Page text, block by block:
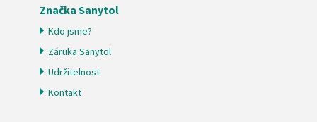
Značka Sanytol
Kdo jsme?
Záruka Sanytol
Udržitelnost
Kontakt